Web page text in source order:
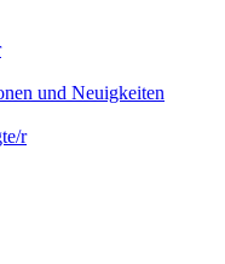
und Neuigkeiten
r